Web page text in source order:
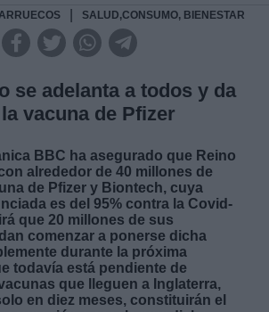
SALUD,CONSUMO, BIENESTAR
se adelanta a todos y da
vacuna de Pfizer
BBC ha asegurado que Reino
alrededor de 40 millones de
de Pfizer y Biontech, cuya
es del 95% contra la Covid-
que 20 millones de sus
comenzar a ponerse dicha
durante la próxima
todavía está pendiente de
que lleguen a Inglaterra,
en diez meses, constituirán el